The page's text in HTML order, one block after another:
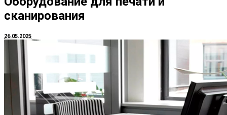
сканирования
26.05.2025